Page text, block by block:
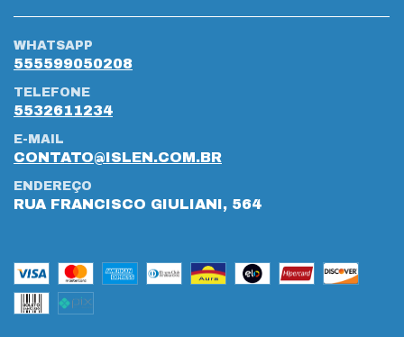
WHATSAPP
555599050208
TELEFONE
5532611234
E-MAIL
CONTATO@ISLEN.COM.BR
ENDEREÇO
RUA FRANCISCO GIULIANI, 564